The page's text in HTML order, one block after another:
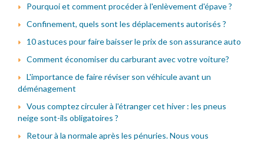
Pourquoi et comment procéder à l'enlèvement d'épave ?
Confinement, quels sont les déplacements autorisés ?
10 astuces pour faire baisser le prix de son assurance auto
Comment économiser du carburant avec votre voiture?
L'importance de faire réviser son véhicule avant un
déménagement
Vous comptez circuler à l'étranger cet hiver : les pneus
neige sont-ils obligatoires ?
Retour à la normale après les pénuries. Nous vous